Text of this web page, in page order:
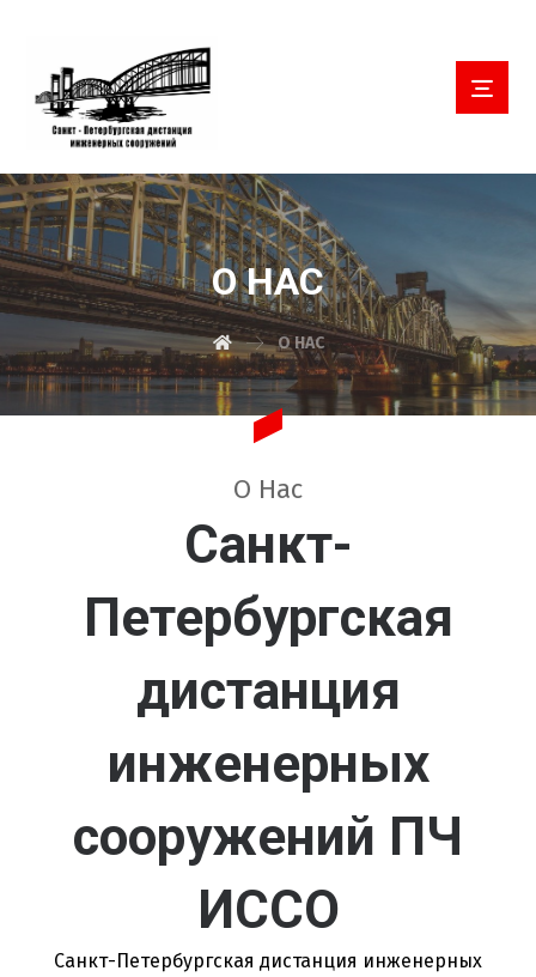
О НАС
О НАС
О Нас
Санкт-
Петербургская
дистанция
инженерных
сооружений ПЧ
ИССО
Санкт-Петербургская дистанция инженерных